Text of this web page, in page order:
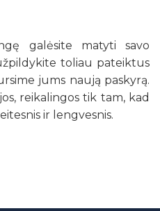
galėsite matyti savo
toliau pateiktus
jums naują paskyrą.
reikalingos tik tam, kad
ir lengvesnis.